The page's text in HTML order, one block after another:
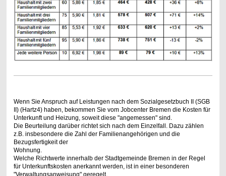
Wenn Sie Anspruch auf Leistungen nach dem Sozialgesetzbuch II (SGB
II) (Hartz4) haben, bekommen Sie vom Jobcenter Bremen die Kosten für
Unterkunft und Heizung, soweit diese "angemessen" sind.
Die Beurteilung darüber richtet sich nach dem Einzelfall. Dazu zählen
z.B. insbesondere die Zahl der Familienangehörigen und die
Bezugsfertigkeit der
Wohnung.
Welche Richtwerte innerhalb der Stadtgemeinde Bremen in der Regel
für Unterkunftskosten anerkannt werden, ist in einer besonderen